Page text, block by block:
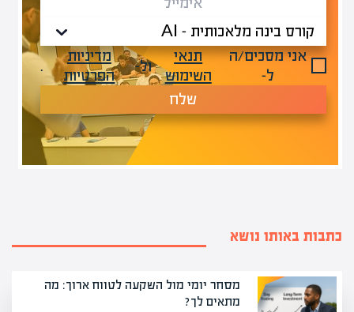
אני מסכים/ה
ל-
תנאי
השימוש
ול-
מדיניות
הפרטיות
.
שלח
כתבות באותו נושא
מסחר יומי מול השקעה לטווח ארוך: מה
מתאים לך?